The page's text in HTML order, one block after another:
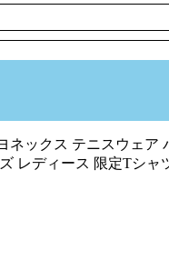
ネックス テニスウェア
レディース 限定Tシャ